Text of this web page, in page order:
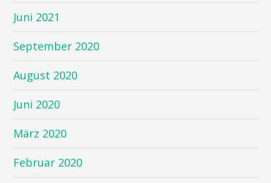
Juni 2021
September 2020
August 2020
Juni 2020
März 2020
Februar 2020